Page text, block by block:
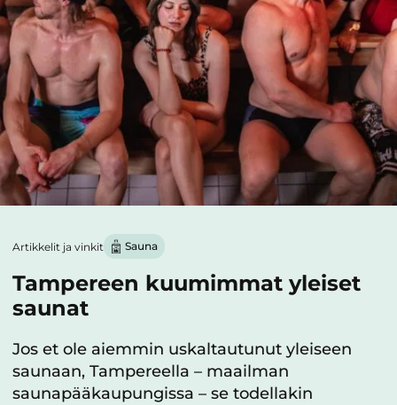
Artikkelit ja vinkit Sauna
Tampereen kuumimmat yleiset
saunat
Jos et ole aiemmin uskaltautunut yleiseen
saunaan, Tampereella – maailman
saunapääkaupungissa – se todellakin